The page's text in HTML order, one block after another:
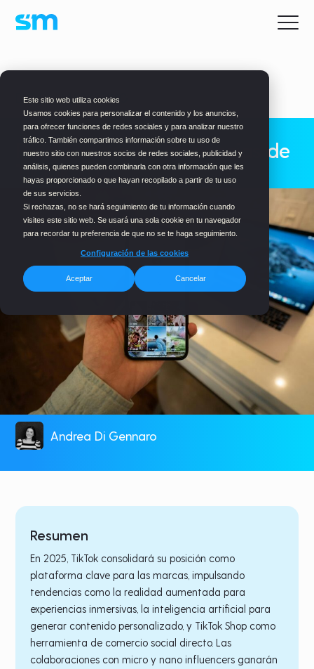
Este sitio web utiliza cookies
Usamos cookies para personalizar el contenido y los anuncios,
para ofrecer funciones de redes sociales y para analizar nuestro
tráfico. También compartimos información sobre tu uso de
nuestro sitio con nuestros socios de redes sociales, publicidad y
análisis, quienes pueden combinarla con otra información que les
hayas proporcionado o que hayan recopilado a partir de tu uso
de sus servicios.
Si rechazas, no se hará seguimiento de tu información cuando
visites este sitio web. Se usará una sola cookie en tu navegador
para recordar tu preferencia de que no se te haga seguimiento.
Configuración de las cookies
Aceptar Cancelar
BLOG> MARKETING
Predicciones de tendencias de
TikTok 2025
Andrea Di Gennaro
Resumen
En 2025, TikTok consolidará su posición como
plataforma clave para las marcas, impulsando
tendencias como la realidad aumentada para
experiencias inmersivas, la inteligencia artificial para
generar contenido personalizado, y TikTok Shop como
herramienta de comercio social directo. Las
colaboraciones con micro y nano influencers ganarán